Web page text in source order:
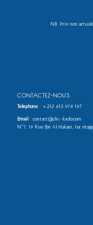
NB: Prix non
CONTACTEZ-NOUS
Téléphone: +212 613 974 197
Email: contact@clic-kado.com
N°7, 19 Rue Ibn Al Hakam, 1er